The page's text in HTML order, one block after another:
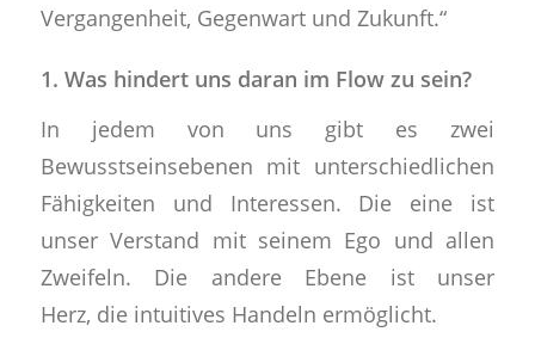
Vergangenheit, Gegenwart und Zukunft.“
1. Was hindert uns daran im Flow zu sein?
In jedem von uns gibt es zwei
Bewusstseinsebenen mit unterschiedlichen
Fähigkeiten und Interessen. Die eine ist
unser Verstand mit seinem Ego und allen
Zweifeln. Die andere Ebene ist unser
Herz, die intuitives Handeln ermöglicht.